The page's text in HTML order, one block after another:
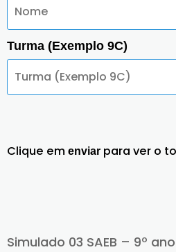
Turma (Exemplo 9C)
Clique em enviar para ver o
Simulado 03 SAEB – 9º